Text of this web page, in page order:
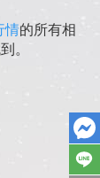
情的所有相
。